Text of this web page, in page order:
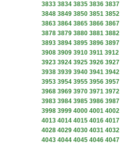
3833 3834 3835 3836 3837
3848 3849 3850 3851 3852
3863 3864 3865 3866 3867
3878 3879 3880 3881 3882
3893 3894 3895 3896 3897
3908 3909 3910 3911 3912
3923 3924 3925 3926 3927
3938 3939 3940 3941 3942
3953 3954 3955 3956 3957
3968 3969 3970 3971 3972
3983 3984 3985 3986 3987
3998 3999 4000 4001 4002
4013 4014 4015 4016 4017
4028 4029 4030 4031 4032
4043 4044 4045 4046 4047